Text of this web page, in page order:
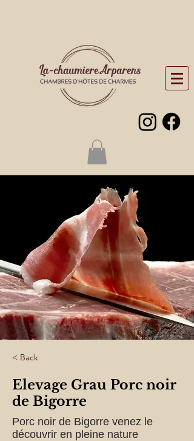
< Back
Elevage Grau Porc noir
de Bigorre
Porc noir de Bigorre venez le
découvrir en pleine nature